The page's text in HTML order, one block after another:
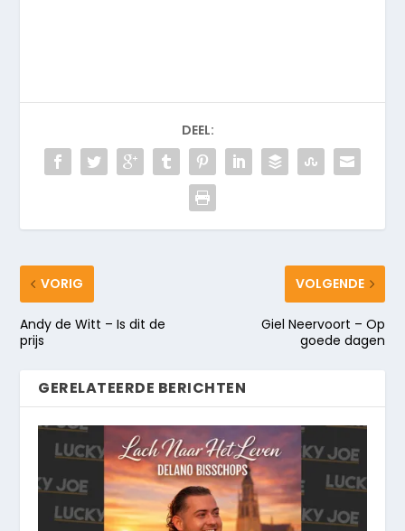
DEEL:
VORIG
Andy de Witt – Is dit de
prijs
VOLGENDE
Giel Neervoort – Op
goede dagen
GERELATEERDE BERICHTEN